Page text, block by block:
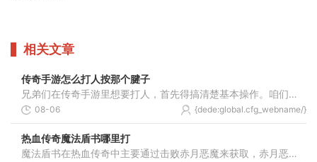
相关文章
传奇手游怎么打人按那个腱子
兄弟们在传奇手游里想要打人，首先得搞清楚基本操作。咱们通过虚拟摇杆来控制角色移动，右手边是技能栏，点一下就能放出技能。攻击敌人要记得调整好模式，在角色头像旁边能看
08-06 {dede:global.cfg_webname/}
热血传奇魔法盾书哪里打
魔法盾书在热血传奇中主要通过击败赤月恶魔来获取，赤月恶魔通常出现在赤月峡谷地图的深处，这个地点是法师职业获取魔法盾技能书最可靠和常见的来源，你需要前往赤月峡谷的特